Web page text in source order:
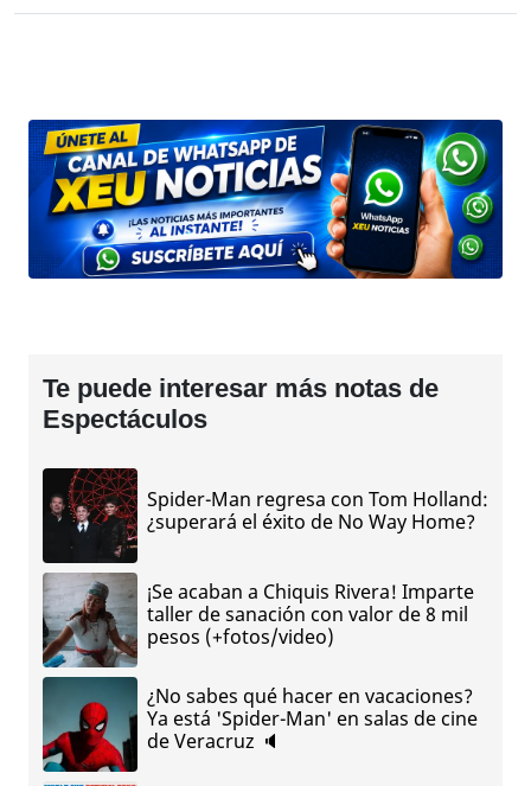
Te puede interesar más notas de
Espectáculos
Spider-Man regresa con Tom Holland:
¿superará el éxito de No Way Home?
¡Se acaban a Chiquis Rivera! Imparte
taller de sanación con valor de 8 mil
pesos (+fotos/video)
¿No sabes qué hacer en vacaciones?
Ya está 'Spider-Man' en salas de cine
de Veracruz 🔈